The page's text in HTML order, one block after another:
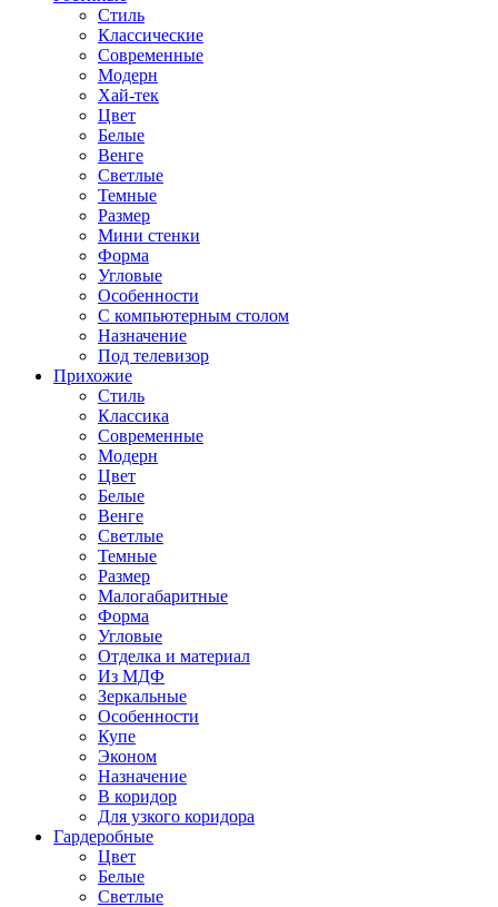
Стиль
Классические
Современные
Модерн
Хай-тек
Цвет
Белые
Венге
Светлые
Темные
Размер
Мини стенки
Форма
Угловые
Особенности
С компьютерным столом
Назначение
Под телевизор
Прихожие
Стиль
Классика
Современные
Модерн
Цвет
Белые
Венге
Светлые
Темные
Размер
Малогабаритные
Форма
Угловые
Отделка и материал
Из МДФ
Зеркальные
Особенности
Купе
Эконом
Назначение
В коридор
Для узкого коридора
Гардеробные
Цвет
Белые
Светлые